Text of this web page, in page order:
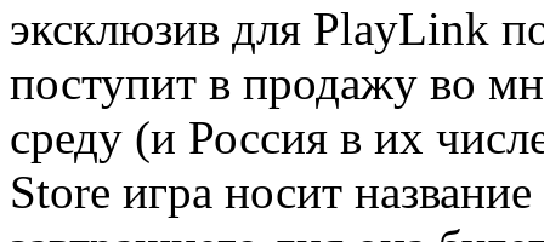
эксклюзив для PlayLink
поступит в продажу во
среду (и Россия в их
Store игра носит